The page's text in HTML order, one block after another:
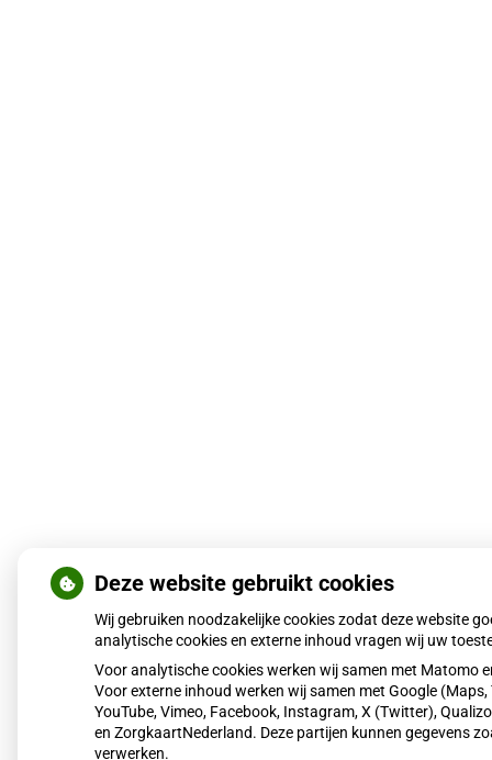
Deze website gebruikt cookies
Wij gebruiken noodzakelijke cookies zodat deze website
analytische cookies en externe inhoud vragen wij uw
Voor analytische cookies werken wij samen met Matomo
Voor externe inhoud werken wij samen met Google (Maps,
YouTube, Vimeo, Facebook, Instagram, X (Twitter),
en ZorgkaartNederland. Deze partijen kunnen gegevens
verwerken.